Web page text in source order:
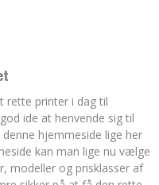
rette printer i dag til
ide at henvende sig til
hjemmeside lige her
kan man lige nu vælge
modeller og prisklasser af